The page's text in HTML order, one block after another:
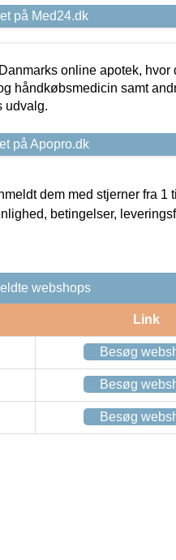
på Med24.dk
online apotek, hvor
håndkøbsmedicin samt
udvalg.
på Apopro.dk
dem med stjerner fra 1
betingelser,
webshops
Link
Besøg
Besøg
Besøg